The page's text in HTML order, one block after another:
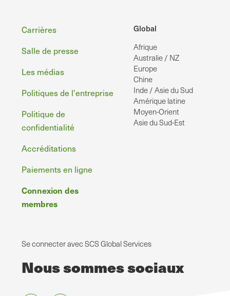
Global
Afrique
Australie / NZ
Europe
Chine
Inde / Asie du Sud
Amérique latine
Moyen-Orient
Asie du Sud-Est
Pied
de
page
Carrières
Salle de presse
Les médias
Politiques de l'entreprise
Politique de
confidentialité
Accréditations
Paiements en ligne
Connexion des
membres
Se connecter avec SCS Global Services
Nous sommes sociaux